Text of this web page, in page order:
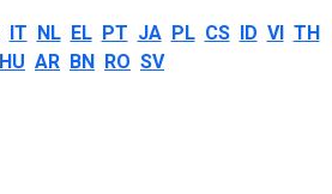
IT NL EL PT JA PL CS ID VI TH
HU AR BN RO SV